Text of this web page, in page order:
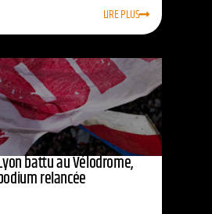
LIRE PLUS
battu au Vélodrome,
relancée